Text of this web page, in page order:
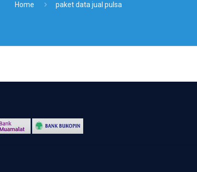
Home paket data jual pulsa